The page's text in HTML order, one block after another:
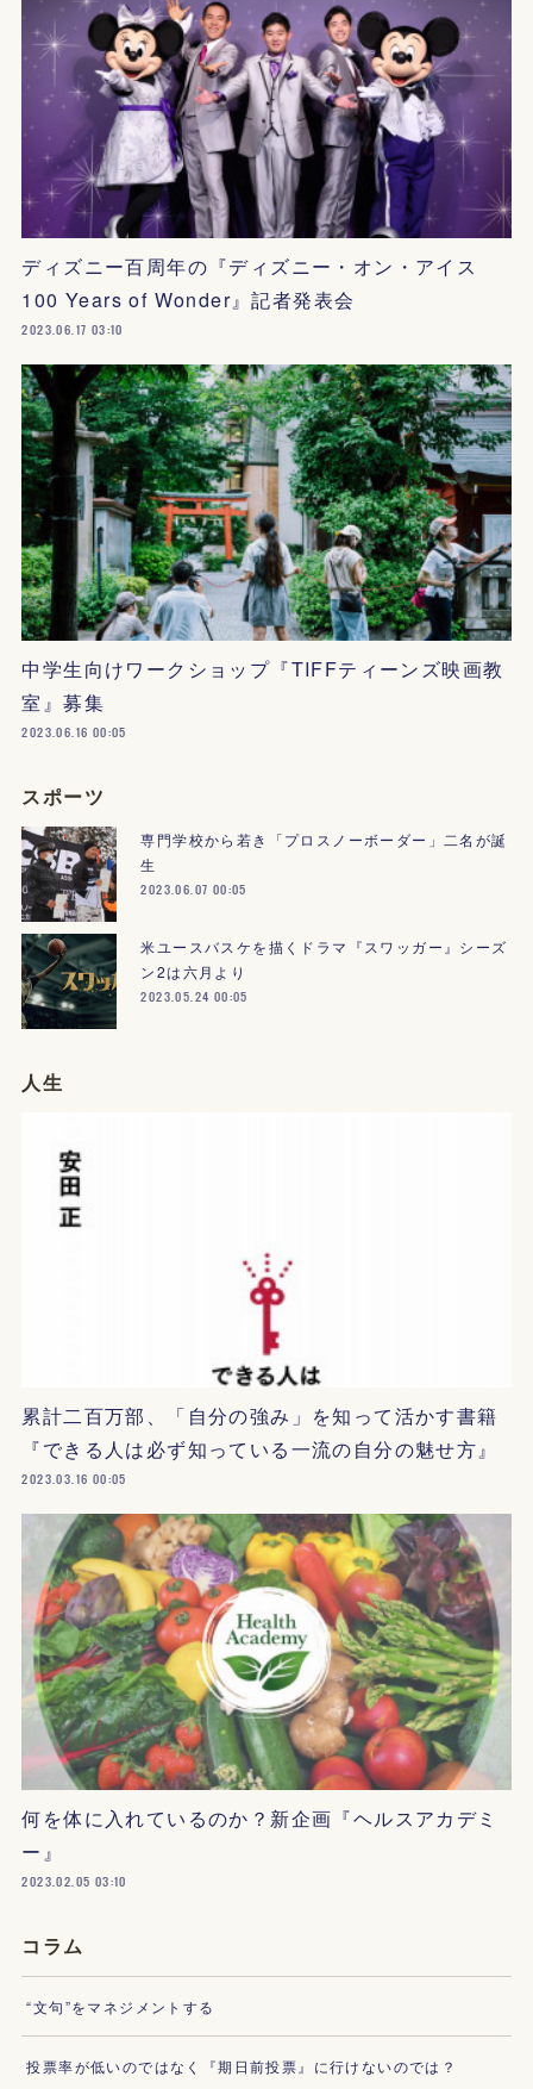
ディズニー百周年の『ディズニー・オン・アイス
100 Years of Wonder』記者発表会
2023.06.17 03:10
中学生向けワークショップ『TIFFティーンズ映画教
室』募集
2023.06.16 00:05
スポーツ
専門学校から若き「プロスノーボーダー」二名が誕
生
2023.06.07 00:05
米ユースバスケを描くドラマ『スワッガー』シーズ
ン2は六月より
2023.05.24 00:05
人生
累計二百万部、「自分の強み」を知って活かす書籍
『できる人は必ず知っている一流の自分の魅せ方』
2023.03.16 00:05
何を体に入れているのか？新企画『ヘルスアカデミ
ー』
2023.02.05 03:10
コラム
“文句”をマネジメントする
投票率が低いのではなく『期日前投票』に行けないのでは？